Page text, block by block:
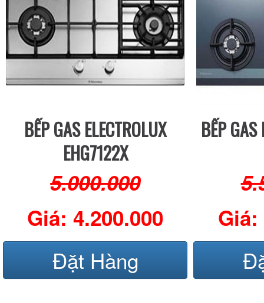
BẾP GAS ELECTROLUX
EHG7122X
5.000.000
Giá: 4.200.000
Đặt Hàng
BẾP GAS
Giá: